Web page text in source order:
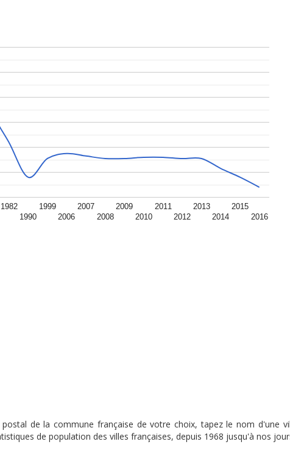
1982
1990
1999
2006
2007
2008
2009
2010
2011
2012
2013
2014
2015
2016
postal de la commune française de votre choix, tapez le nom d'une
de population des villes françaises, depuis 1968 jusqu'à nos